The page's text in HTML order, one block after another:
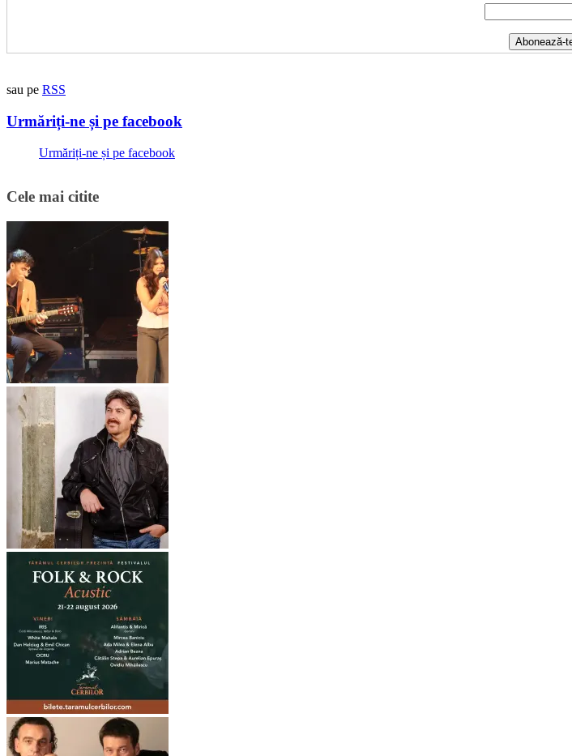
sau pe RSS
Urmăriți-ne și pe facebook
Urmăriți-ne și pe facebook
Cele mai citite